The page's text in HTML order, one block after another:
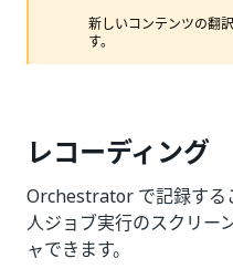
新しいコンテンツの翻
す。
レコーディング
Orchestrator で記録する
人ジョブ実行のスクリー
ャできます。